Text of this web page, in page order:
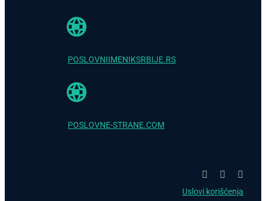
POSLOVNIIMENIKSRBIJE.RS
POSLOVNE-STRANE.COM
Uslovi korišćenja